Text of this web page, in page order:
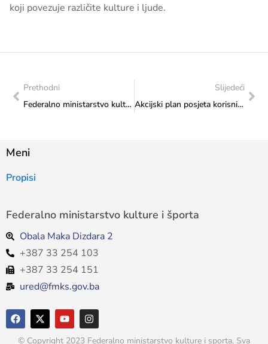
koji povezuje različite kulture i ljude.
Prethodni
Federalno ministarstvo kulture i športa osiguralo 1.050.000 KM za očuvanje kulturne baštine naroda BiH
Slijedeći
Akcijski plan posjeta korisnicima sredstava Federalnog ministarstva kulture i športa: Realiziran posjet Matici Hrvatskoj Vitez
Meni
Propisi
Federalno ministarstvo kulture i športa
Obala Maka Dizdara 2
+387 33 254 103
+387 33 254 151
ured@fmks.gov.ba
© Copyright 2023 Federalno ministarstvo kulture i sporta. Sva